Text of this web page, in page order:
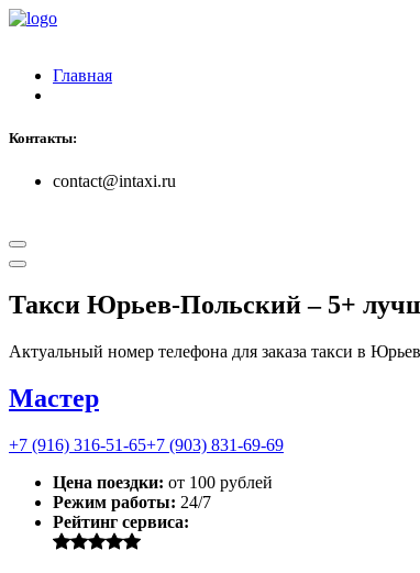
Главная
Контакты:
contact@intaxi.ru
Такси Юрьев-Польский– 5+
Актуальный номер телефона для заказа такси в
Мастер
+7 (916) 316-51-65+7 (903) 831-69-69
Цена поездки: от 100 рублей
Режим работы: 24/7
Рейтинг сервиса: